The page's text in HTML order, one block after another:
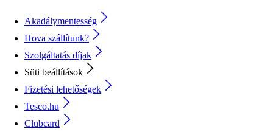
Akadálymentesség
Hova szállítunk?
Szolgáltatás díjak
Süti beállítások
Fizetési lehetőségek
Tesco.hu
Clubcard